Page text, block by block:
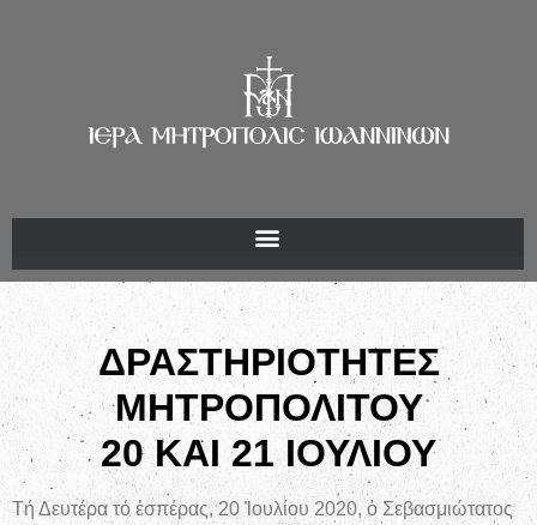
ΔΡΑΣΤΗΡΙΟΤΗΤΕΣ
ΜΗΤΡΟΠΟΛΙΤΟΥ
20 ΚΑΙ 21 ΙΟΥΛΙΟΥ
Τή Δευτέρα τό ἑσπέρας, 20 Ἰουλίου 2020, ὁ Σεβασμιώτατος